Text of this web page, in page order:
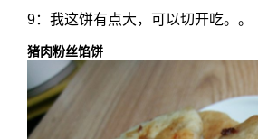
9：我这饼有点大，可以切开吃。。
猪肉粉丝馅饼